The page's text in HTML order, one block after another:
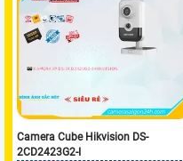
Camera Cube Hikvision DS-
2CD2423G2-I